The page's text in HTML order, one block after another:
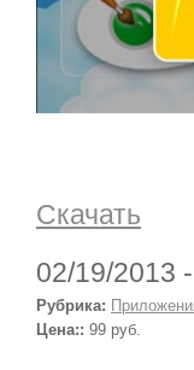
Скачать
02/19/2013
Рубрика:
Цена:: 99 руб.